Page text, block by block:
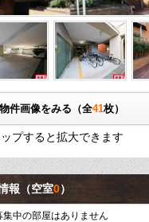
件画像をみる（全41枚）
プすると拡大できます
報（空室0）
集中の部屋はありません